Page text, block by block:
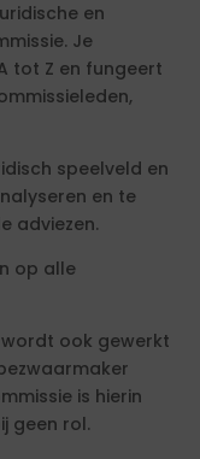
en
Je
tot Z en fungeert
speelveld en
en te
adviezen.
op alle
ook gewerkt
is hierin
geen rol.